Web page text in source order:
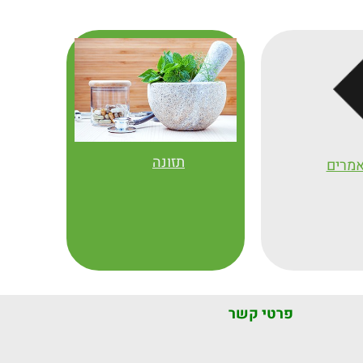
בתזונה ובעקבות כך הארוניה
של המעוניינים בחיזוק הגוף
בריא, ספורטאים, הנוטים
שוחרי בריאות
ואיכותי בכל רחבי העולם.
• עשיר בסטרולים צמחיים בעיקר
בטא-סיטוסטרול.
• עשירים בויטמינים (C, K,
Complex B) ומינרלים (ברזל,
אשלגן, מנגן, נחושת, מגנזיום).
תזונה
פרטי קשר